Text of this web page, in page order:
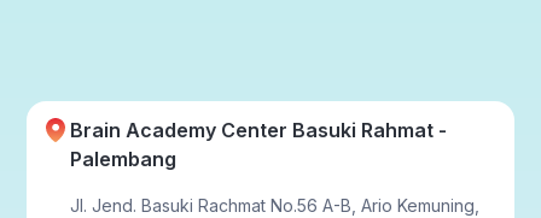
Brain Academy Center Basuki Rahmat -
Palembang
Jl. Jend. Basuki Rachmat No.56 A-B, Ario Kemuning,